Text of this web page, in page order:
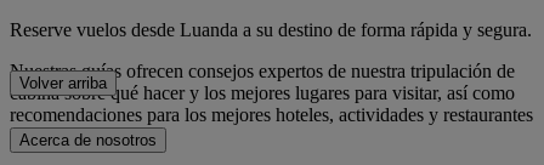
Reserve vuelos desde Luanda a su destino de forma rápida y segura.
Nuestras guías ofrecen consejos expertos de nuestra tripulación de
cabina sobre qué hacer y los mejores lugares para visitar, así como
recomendaciones para los mejores hoteles, actividades y restaurantes
de la ciudad.
Volver arriba
Acerca de nosotros